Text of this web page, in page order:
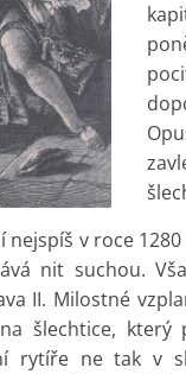
v roce
nit suchou.
II. Milostné
šlechtice,
rytíře ne tak v